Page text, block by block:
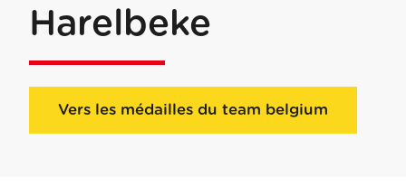
Harelbeke
Vers les médailles du team belgium